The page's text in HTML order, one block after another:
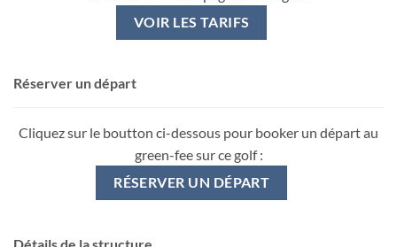
VOIR LES TARIFS
Réserver un départ
Cliquez sur le boutton ci-dessous pour booker un départ au
green-fee sur ce golf :
RÉSERVER UN DÉPART